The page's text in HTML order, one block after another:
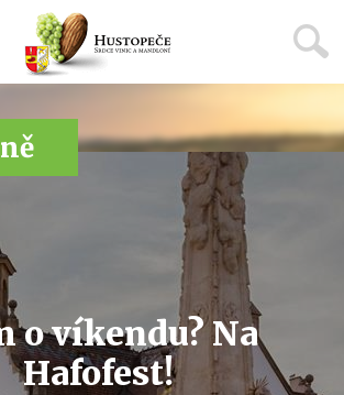
o víkendu? Na
Hafofest!